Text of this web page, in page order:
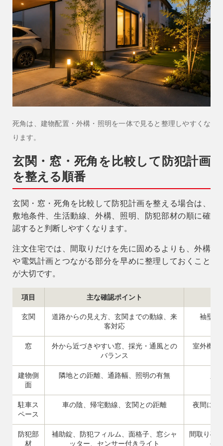
死角は、建物配置・外構・照明を一体で見ると整理しやすくな
ります。
玄関・窓・死角を比較して防犯計画
を整える順番
玄関・窓・死角を比較して防犯計画を整える場合は、
敷地条件、生活動線、外構、照明、防犯部材の順に確
認すると判断しやすくなります。
注文住宅では、間取りだけを先に固めるよりも、外構
や電気計画とつながる部分を早めに整理しておくこと
が大切です。
項目 主な確認ポイント
玄関
道路からの見え方、玄関までの動線、来
客対応
袖壁や
窓
外から近づきやすい窓、採光・通風との
バランス
室外機や
建物側
面
隣地との距離、通路幅、照明の有無
駐車ス
ペース
車の陰、帰宅動線、玄関との距離 夜間に足
防犯部
材
補助錠、防犯フィルム、面格子、窓シャ
ッター、センサー付きライト
間取り確
手